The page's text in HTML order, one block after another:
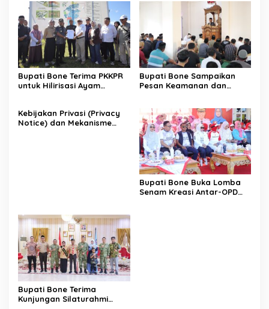
Bupati Bone Terima PKKPR
untuk Hilirisasi Ayam
Bupati Bone Sampaikan
Pesan Keamanan dan
Kebijakan Privasi (Privacy
Notice) dan Mekanisme
Bupati Bone Buka Lomba
Senam Kreasi Antar-OPD
Bupati Bone Terima
Kunjungan Silaturahmi